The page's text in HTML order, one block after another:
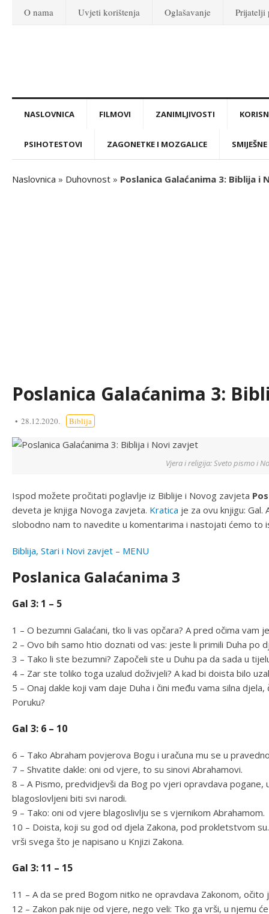
O nama Uvjeti korištenja Oglašavanje Prijatelji
NASLOVNICA FILMOVI ZANIMLJIVOSTI
PSIHOTESTOVI ZAGONETKE I MOZGALICE
Naslovnica » Duhovnost » Poslanica Galaćanima 3: Biblija i
Poslanica Galaćanima 3:
28.12.2020. Biblija
Vjera i religija: Sveto pismo i
Ispod možete pročitati poglavlje iz Biblije i Novog zavjeta
deveta je knjiga Novoga zavjeta. Kratica je za ovu knjigu:
slobodno nam to navedite u komentarima i nastojati ćemo to
Biblija, Stari i Novi zavjet – MENU
Poslanica Galaćanima 3
Gal 3: 1 – 5
1 – O bezumni Galaćani, tko li vas opčara? A pred očima vam
2 – Ovo bih samo htio doznati od vas: jeste li primili Duha po
3 – Tako li ste bezumni? Započeli ste u Duhu pa da sada u
4 – Zar ste toliko toga uzalud doživjeli? A kad bi doista bilo
5 – Onaj dakle koji vam daje Duha i čini među vama silna
Poruku?
Gal 3: 6 – 10
6 – Tako Abraham povjerova Bogu i uračuna mu se u
7 – Shvatite dakle: oni od vjere, to su sinovi Abrahamovi.
8 – A Pismo, predvidjevši da Bog po vjeri opravdava pogane,
blagoslovljeni biti svi narodi.
9 – Tako: oni od vjere blagoslivlju se s vjernikom Abrahamom.
10 – Doista, koji su god od djela Zakona, pod prokletstvom
vrši svega što je napisano u Knjizi Zakona.
Gal 3: 11 – 15
11 – A da se pred Bogom nitko ne opravdava Zakonom,
12 – Zakon pak nije od vjere, nego veli: Tko ga vrši, u njemu